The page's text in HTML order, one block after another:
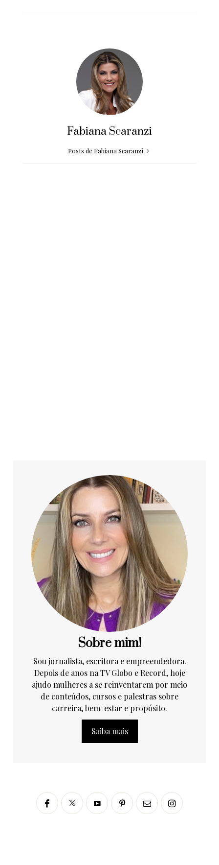
Fabiana Scaranzi
Posts de Fabiana Scaranzi
Sobre mim!
Sou jornalista, escritora e empreendedora.
Depois de anos na TV Globo e Record, hoje
ajudo mulheres a se reinventarem por meio
de conteúdos, cursos e palestras sobre
carreira, bem-estar e propósito.
Saiba mais